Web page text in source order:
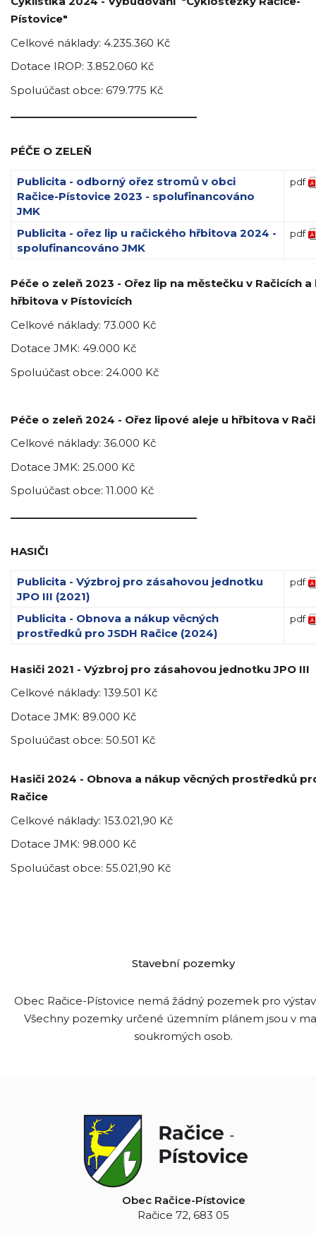
Pístovice"
Celkové náklady: 4.235.360 Kč
Dotace IROP: 3.852.060 Kč
Spoluúčast obce: 679.775 Kč
_________________________________
PÉČE O ZELEŇ
Publicita - odborný ořez stromů v obci
Račice-Pístovice 2023 - spolufinancováno
JMK
pdf
Publicita - ořez lip u račického hřbitova 2024 -
spolufinancováno JMK
pdf
Péče o zeleň 2023 - Ořez lip na městečku v Račicích a
hřbitova v Pístovicích
Celkové náklady: 73.000 Kč
Dotace JMK: 49.000 Kč
Spoluúčast obce: 24.000 Kč
Péče o zeleň 2024 - Ořez lipové aleje u hřbitova v
Celkové náklady: 36.000 Kč
Dotace JMK: 25.000 Kč
Spoluúčast obce: 11.000 Kč
HASIČI
Publicita - Výzbroj pro zásahovou jednotku
JPO III (2021)
pdf
Publicita - Obnova a nákup věcných
prostředků pro JSDH Račice (2024)
pdf
Hasiči 2021 - Výzbroj pro zásahovou jednotku JPO III
Celkové náklady: 139.501 Kč
Dotace JMK: 89.000 Kč
Spoluúčast obce: 50.501 Kč
Hasiči 2024 - Obnova a nákup věcných prostředků
Račice
Celkové náklady: 153.021,90 Kč
Dotace JMK: 98.000 Kč
Spoluúčast obce: 55.021,90 Kč
Stavební pozemky
Obec Račice-Pístovice nemá žádný pozemek pro
Všechny pozemky určené územním plánem jsou v
soukromých osob.
Obec Račice-Pístovice
Račice 72, 683 05